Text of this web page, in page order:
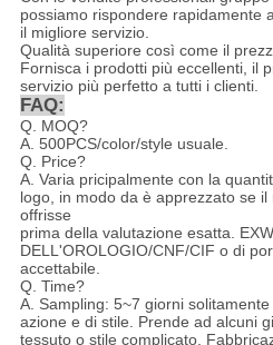
possiamo rispondere rapidamente
il migliore servizio.
Qualità superiore così come il
Fornisca i prodotti più eccellenti, il
servizio più perfetto a tutti i clienti.
FAQ:
Q. MOQ?
A. 500PCS/color/style usuale.
Q. Price?
A. Varia pricipalmente con la
logo, in modo da è apprezzato se
offrisse
prima della valutazione esatta.
DELL'OROLOGIO/CNF/CIF o di
accettabile.
Q. Time?
A. Sampling: 5~7 giorni
azione e di stile. Prende ad alcuni
tessuto o stile complicato.